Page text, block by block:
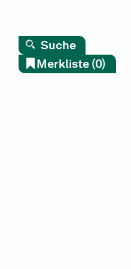
Suche
Merkliste (0)